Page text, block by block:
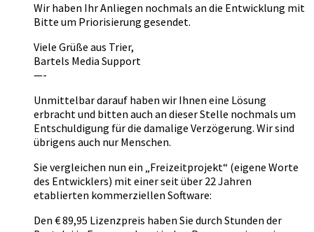
Wir haben Ihr Anliegen nochmals an die Entwicklung mit
Bitte um Priorisierung gesendet.
Viele Grüße aus Trier,
Bartels Media Support
—-
Unmittelbar darauf haben wir Ihnen eine Lösung
erbracht und bitten auch an dieser Stelle nochmals um
Entschuldigung für die damalige Verzögerung. Wir sind
übrigens auch nur Menschen.
Sie vergleichen nun ein „Freizeitprojekt“ (eigene Worte
des Entwicklers) mit einer seit über 22 Jahren
etablierten kommerziellen Software:
Den € 89,95 Lizenzpreis haben Sie durch Stunden der